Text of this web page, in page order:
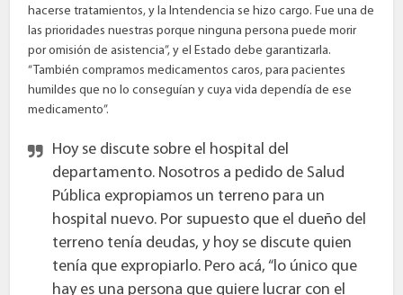
hacerse tratamientos, y la Intendencia se hizo cargo. Fue una de
las prioridades nuestras porque ninguna persona puede morir
por omisión de asistencia”, y el Estado debe garantizarla.
“También compramos medicamentos caros, para pacientes
humildes que no lo conseguían y cuya vida dependía de ese
medicamento”.
Hoy se discute sobre el hospital del
departamento. Nosotros a pedido de Salud
Pública expropiamos un terreno para un
hospital nuevo. Por supuesto que el dueño del
terreno tenía deudas, y hoy se discute quien
tenía que expropiarlo. Pero acá, “lo único que
hay es una persona que quiere lucrar con el